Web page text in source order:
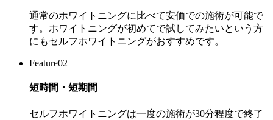
通常のホワイトニングに比べて安価での施術が可能で
す。ホワイトニングが初めてで試してみたいという方
にもセルフホワイトニングがおすすめです。
Feature02
短時間・短期間
セルフホワイトニングは一度の施術が30分程度で終了